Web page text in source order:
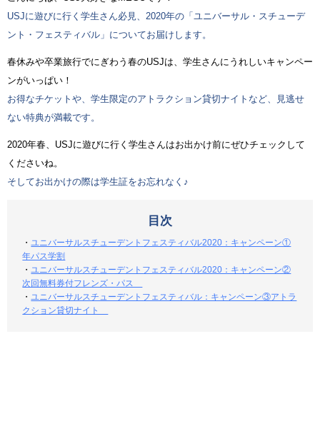
USJに遊びに行く学生さん必見、2020年の「ユニバーサル・スチューデ
ント・フェスティバル」についてお届けします。
春休みや卒業旅行でにぎわう春のUSJは、学生さんにうれしいキャンペー
ンがいっぱい！
お得なチケットや、学生限定のアトラクション貸切ナイトなど、見逃せ
ない特典が満載です。
2020年春、USJに遊びに行く学生さんはお出かけ前にぜひチェックして
くださいね。
そしてお出かけの際は学生証をお忘れなく♪
目次
・ ユニバーサルスチューデントフェスティバル2020：キャンペーン①
年パス学割
・ ユニバーサルスチューデントフェスティバル2020：キャンペーン②
次回無料券付フレンズ・パス
・ ユニバーサルスチューデントフェスティバル：キャンペーン③アトラ
クション貸切ナイト